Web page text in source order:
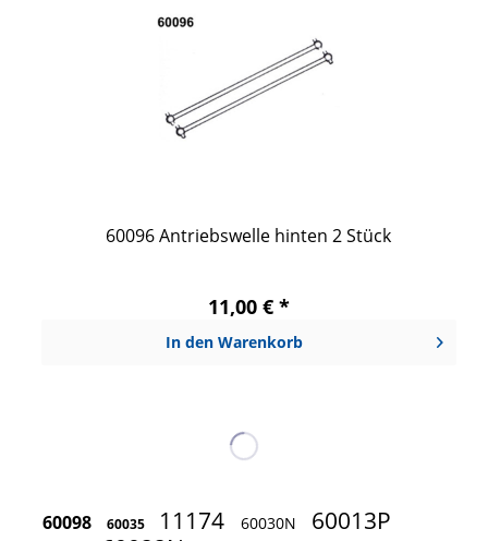
60096 Antriebswelle hinten 2 Stück
11,00 € *
In den Warenkorb
60098 60035 11174 60030N 60013P